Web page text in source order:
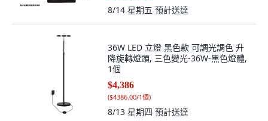
8/14 星期五 預計送達
36W LED 立燈 黑色款 可調光調色 升
降旋轉燈頭, 三色變光-36W-黑色燈體,
1個
$4,386
($4386.00/1個)
8/13 星期四 預計送達